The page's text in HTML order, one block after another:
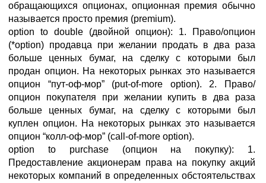
обращающихся опционах, опционная премия обычно
называется просто премия (premium).
option to double (двойной опцион): 1. Право/опцион
(*option) продавца при желании продать в два раза
больше ценных бумаг, на сделку с которыми был
продан опцион. На некоторых рынках это называется
опцион “пут-оф-мор” (put-of-more option). 2. Право/
опцион покупателя при желании купить в два раза
больше ценных бумаг, на сделку с которыми был
куплен опцион. На некоторых рынках это называется
опцион “колл-оф-мор” (call-of-more option).
option to purchase (опцион на покупку): 1.
Предоставление акционерам права на покупку акций
некоторых компаний в определенных обстоятельствах